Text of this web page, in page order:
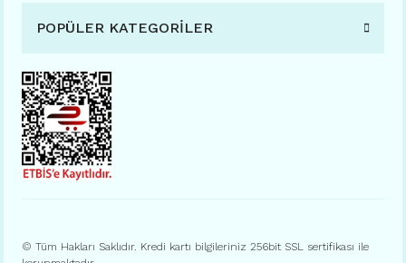
POPÜLER KATEGORİLER
© Tüm Hakları Saklıdır. Kredi kartı bilgileriniz 256bit SSL sertifikası ile